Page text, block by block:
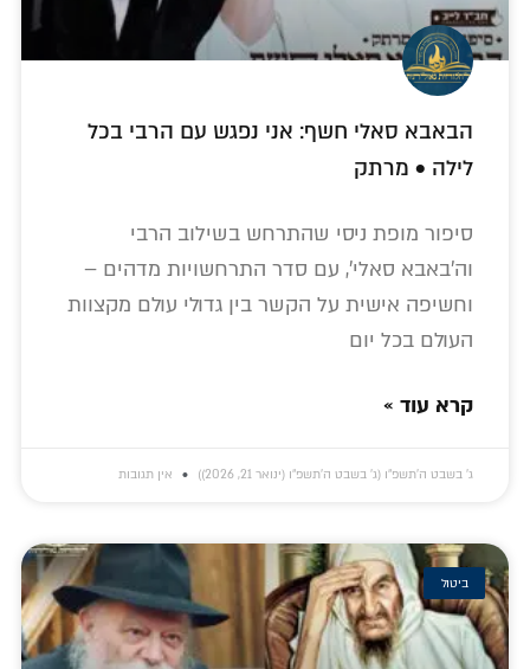
הבאבא סאלי חשף: אני נפגש עם הרבי בכל
לילה • מרתק
סיפור מופת ניסי שהתרחש בשילוב הרבי
וה'באבא סאלי', עם סדר התרחשויות מדהים –
וחשיפה אישית על הקשר בין גדולי עולם מקצוות
העולם בכל יום
קרא עוד »
ג׳ בשבט ה׳תשפ״ו (ג׳ בשבט ה׳תשפ״ו (ינואר 21, 2026)) אין תגובות
ביטול